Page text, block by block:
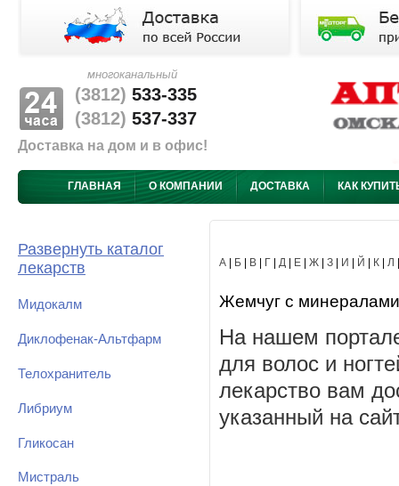
многоканальный
(3812) 533-335
(3812) 537-337
Доставка на дом и в офис!
ГЛАВНАЯ О КОМПАНИИ ДОСТАВКА КАК
Развернуть каталог
лекарств
Мидокалм
Диклофенак-Альтфарм
Телохранитель
Либриум
Гликосан
Мистраль
А Б В Г Д Е Ж З И Й К Л
Жемчуг с минералами
На нашем
для волос и
лекарство вам
указанный на